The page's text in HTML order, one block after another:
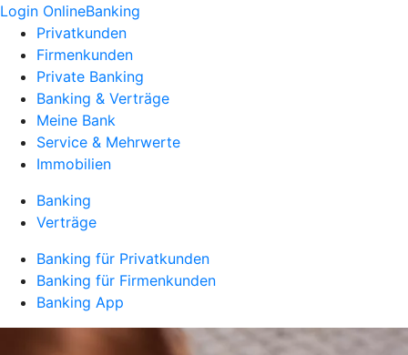
Login OnlineBanking
Privatkunden
Firmenkunden
Private Banking
Banking & Verträge
Meine Bank
Service & Mehrwerte
Immobilien
Banking
Verträge
Banking für Privatkunden
Banking für Firmenkunden
Banking App